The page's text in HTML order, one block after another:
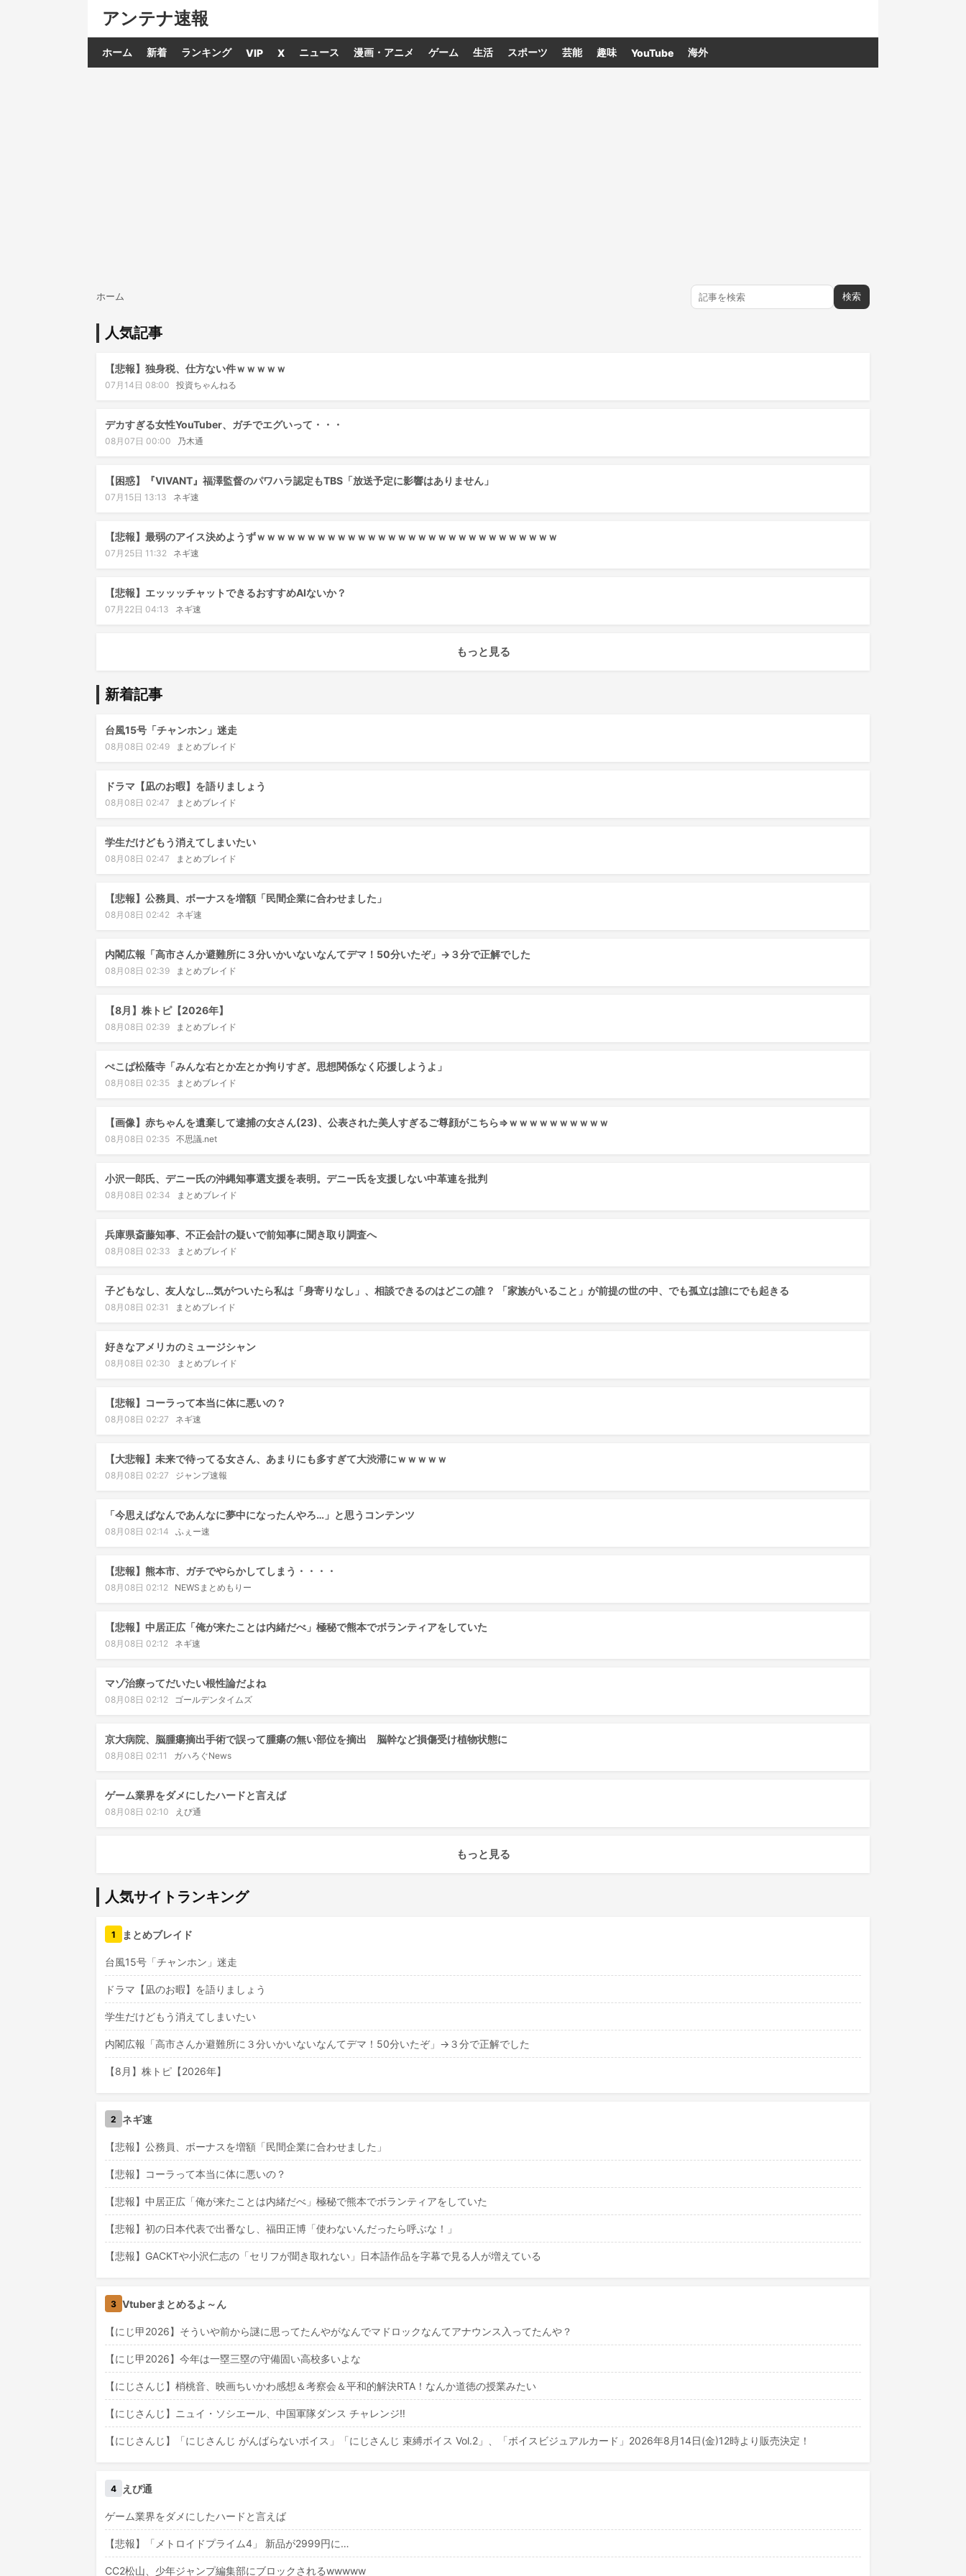
アンテナ速報
ホーム 新着 ランキング VIP X ニュース 漫画・アニメ ゲーム 生活 スポーツ 芸能 趣味 YouTube 海外
ホーム 検索
人気記事
【悲報】独身税、仕方ない件ｗｗｗｗｗ
07月14日 08:00 投資ちゃんねる
デカすぎる女性YouTuber、ガチでエグいって・・・
08月07日 00:00 乃木通
【困惑】『VIVANT』福澤監督のパワハラ認定もTBS「放送予定に影響はありません」
07月15日 13:13 ネギ速
【悲報】最弱のアイス決めようずｗｗｗｗｗｗｗｗｗｗｗｗｗｗｗｗｗｗｗｗｗｗｗｗｗｗｗｗｗｗ
07月25日 11:32 ネギ速
【悲報】エッッッチャットできるおすすめAIないか？
07月22日 04:13 ネギ速
もっと見る
新着記事
台風15号「チャンホン」迷走
08月08日 02:49 まとめブレイド
ドラマ【凪のお暇】を語りましょう
08月08日 02:47 まとめブレイド
学生だけどもう消えてしまいたい
08月08日 02:47 まとめブレイド
【悲報】公務員、ボーナスを増額「民間企業に合わせました」
08月08日 02:42 ネギ速
内閣広報「高市さんか避難所に３分いかいないなんてデマ！50分いたぞ」→３分で正解でした
08月08日 02:39 まとめブレイド
【8月】株トピ【2026年】
08月08日 02:39 まとめブレイド
ぺこぱ松蔭寺「みんな右とか左とか拘りすぎ。思想関係なく応援しようよ」
08月08日 02:35 まとめブレイド
【画像】赤ちゃんを遺棄して逮捕の女さん(23)、公表された美人すぎるご尊顔がこちら⇒ｗｗｗｗｗｗｗｗｗｗ
08月08日 02:35 不思議.net
小沢一郎氏、デニー氏の沖縄知事選支援を表明。デニー氏を支援しない中革連を批判
08月08日 02:34 まとめブレイド
兵庫県斎藤知事、不正会計の疑いで前知事に聞き取り調査へ
08月08日 02:33 まとめブレイド
子どもなし、友人なし…気がついたら私は「身寄りなし」、相談できるのはどこの誰？ 「家族がいること」が前提の世の中、でも孤立は誰にでも起きる
08月08日 02:31 まとめブレイド
好きなアメリカのミュージシャン
08月08日 02:30 まとめブレイド
【悲報】コーラって本当に体に悪いの？
08月08日 02:27 ネギ速
【大悲報】未来で待ってる女さん、あまりにも多すぎて大渋滞にｗｗｗｗｗ
08月08日 02:27 ジャンプ速報
「今思えばなんであんなに夢中になったんやろ…」と思うコンテンツ
08月08日 02:14 ふぇー速
【悲報】熊本市、ガチでやらかしてしまう・・・・
08月08日 02:12 NEWSまとめもりー
【悲報】中居正広「俺が来たことは内緒だべ」極秘で熊本でボランティアをしていた
08月08日 02:12 ネギ速
マゾ治療ってだいたい根性論だよね
08月08日 02:12 ゴールデンタイムズ
京大病院、脳腫瘍摘出手術で誤って腫瘍の無い部位を摘出 脳幹など損傷受け植物状態に
08月08日 02:11 ガハろぐNews
ゲーム業界をダメにしたハードと言えば
08月08日 02:10 えび通
もっと見る
人気サイトランキング
1 まとめブレイド
台風15号「チャンホン」迷走
ドラマ【凪のお暇】を語りましょう
学生だけどもう消えてしまいたい
内閣広報「高市さんか避難所に３分いかいないなんてデマ！50分いたぞ」→３分で正解でした
【8月】株トピ【2026年】
2 ネギ速
【悲報】公務員、ボーナスを増額「民間企業に合わせました」
【悲報】コーラって本当に体に悪いの？
【悲報】中居正広「俺が来たことは内緒だべ」極秘で熊本でボランティアをしていた
【悲報】初の日本代表で出番なし、福田正博「使わないんだったら呼ぶな！」
【悲報】GACKTや小沢仁志の「セリフが聞き取れない」日本語作品を字幕で見る人が増えている
3 Vtuberまとめるよ～ん
【にじ甲2026】そういや前から謎に思ってたんやがなんでマドロックなんてアナウンス入ってたんや？
【にじ甲2026】今年は一塁三塁の守備固い高校多いよな
【にじさんじ】梢桃音、映画ちいかわ感想＆考察会＆平和的解決RTA！なんか道徳の授業みたい
【にじさんじ】ニュイ・ソシエール、中国軍隊ダンス チャレンジ‼️
【にじさんじ】「にじさんじ がんばらないボイス」「にじさんじ 束縛ボイス Vol.2」、「ボイスビジュアルカード」2026年8月14日(金)12時より販売決定！
4 えび通
ゲーム業界をダメにしたハードと言えば
【悲報】「メトロイドプライム4」 新品が2999円に…
CC2松山、少年ジャンプ編集部にブロックされるwwwww